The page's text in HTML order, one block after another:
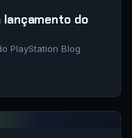
lançamento do
PlayStation Blog